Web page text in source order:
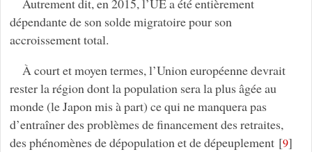
Autrement dit, en 2015, l’UE a été entièrement
dépendante de son solde migratoire pour son
accroissement total.
À court et moyen termes, l’Union européenne devrait
rester la région dont la population sera la plus âgée au
monde (le Japon mis à part) ce qui ne manquera pas
d’entraîner des problèmes de financement des retraites,
des phénomènes de dépopulation et de dépeuplement[9]